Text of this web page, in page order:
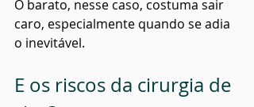
O barato, nesse caso, costuma sair
caro, especialmente quando se adia
o inevitável.
E os riscos da cirurgia de